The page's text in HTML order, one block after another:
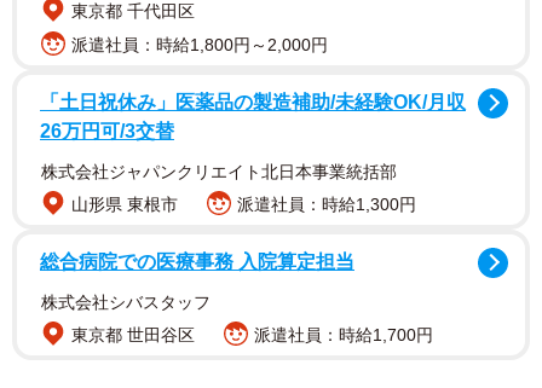
ハンドメイド作品に対して値下げ交渉をするのはやめてく
ハンドメイド作品は原価だけでなく様々なところに作家さ
ます。 pic.twitter.com/1Ql7mADFpp
September 12, 2022
一つの作品に8時間かかることも
東京都 千代田区
派遣社員：時給1,800円～2,000円
「土日祝休み」医薬品の製造補助/未経験OK/月収
26万円可/3交替
株式会社ジャパンクリエイト北日本事業統括部
山形県 東根市
派遣社員：時給1,300円
総合病院での医療事務 入院算定担当
株式会社シバスタッフ
東京都 世田谷区
派遣社員：時給1,700円